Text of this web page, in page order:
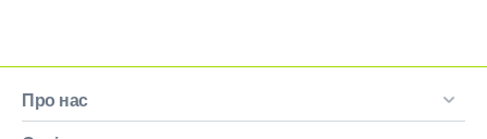
Про нас